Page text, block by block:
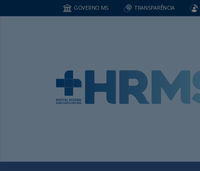
GOVERNO MS TRANSPARÊNCIA